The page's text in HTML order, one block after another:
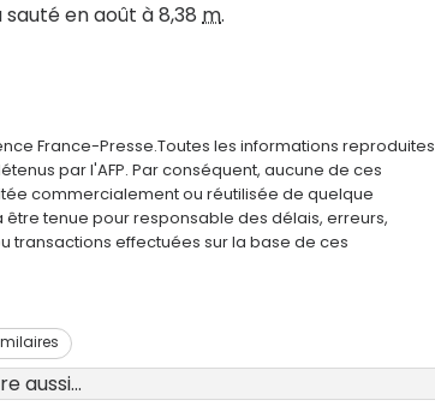
en août à 8,38 m.
France-Presse.Toutes les informations reproduites
par l'AFP. Par conséquent, aucune de ces
commercialement ou réutilisée de quelque
être tenue pour responsable des délais, erreurs,
transactions effectuées sur la base de ces
aussi...